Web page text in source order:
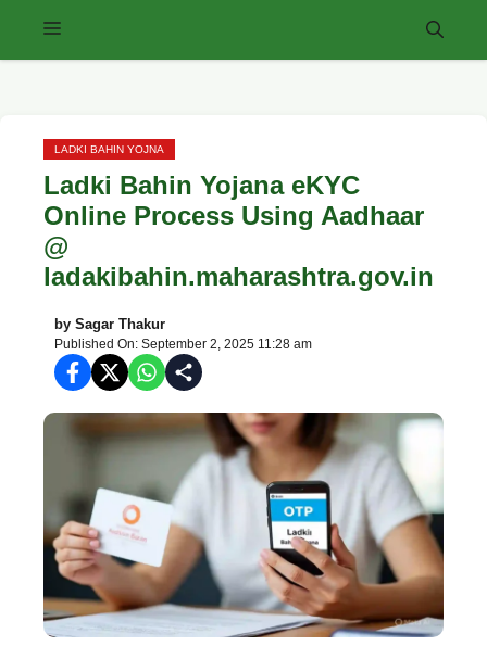
Menu
LADKI BAHIN YOJNA
Ladki Bahin Yojana eKYC
Online Process Using Aadhaar
@
ladakibahin.maharashtra.gov.in
by Sagar Thakur
Published On: September 2, 2025 11:28 am